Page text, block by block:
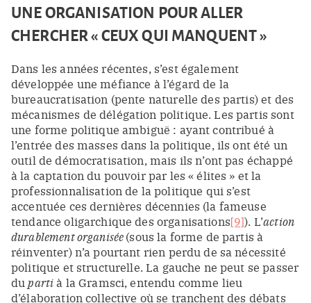
UNE ORGANISATION POUR ALLER
CHERCHER « CEUX QUI MANQUENT »
Dans les années récentes, s’est également
développée une méfiance à l’égard de la
bureaucratisation (pente naturelle des partis) et des
mécanismes de délégation politique. Les partis sont
une forme politique ambiguë : ayant contribué à
l’entrée des masses dans la politique, ils ont été un
outil de démocratisation, mais ils n’ont pas échappé
à la captation du pouvoir par les « élites » et la
professionnalisation de la politique qui s’est
accentuée ces dernières décennies (la fameuse
tendance oligarchique des organisations[9]). L’action
durablement organisée(sous la forme de partis à
réinventer) n’a pourtant rien perdu de sa nécessité
politique et structurelle. La gauche ne peut se passer
dupartià la Gramsci, entendu comme lieu
d’élaboration collective où se tranchent des débats